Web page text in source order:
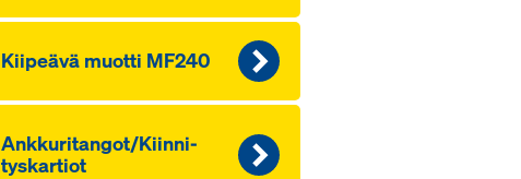
Kii­peä­vä muot­ti MF240
Ank­ku­ri­tan­got/Kiin­ni­
tys­kar­tiot